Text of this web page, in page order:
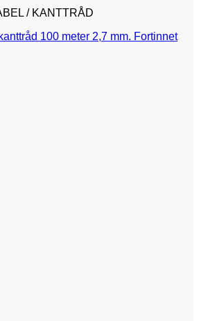
/ KANTTRÅD
100 meter 2,7 mm. Fortinnet